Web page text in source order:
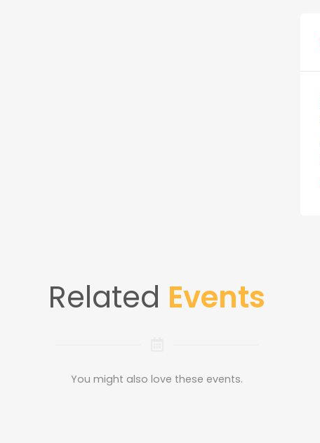
Related Events
You might also love these events.